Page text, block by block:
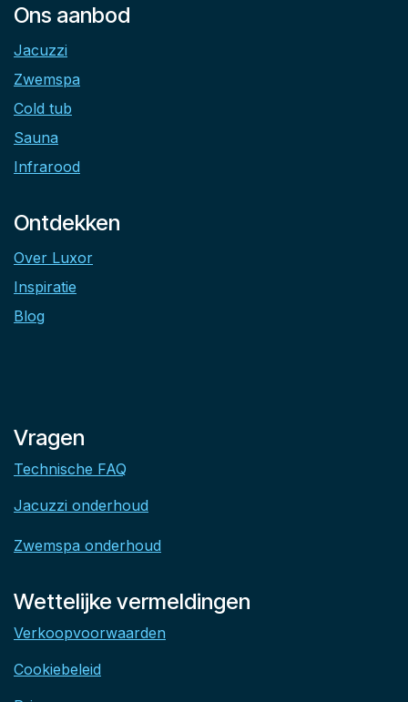
Ons aanbod
Jacuzzi
Zwemspa
Cold tub
Sauna
Infrarood
Ontdekken
Over Luxor
Inspiratie
Blog
Vragen
Technische FAQ
Jacuzzi onderhoud
Zwemspa onderhoud
Wettelijke vermeldingen
Verkoopvoorwaarden
Cookiebeleid